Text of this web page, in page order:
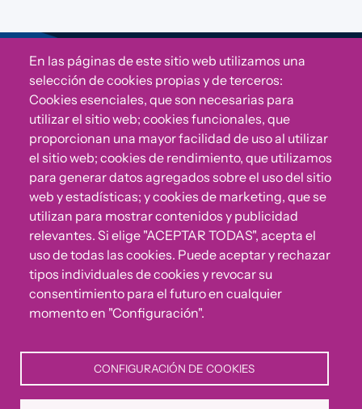
Sigue a Comunidad CONVIVE
¿Algo no va bien?
Puedes reportar incumplimientos del Código Ético u
otras irregularidades que detectes en nuestra Fundación.
Canal de denuncias
En las páginas de este sitio web utilizamos una
selección de cookies propias y de terceros:
Cookies esenciales, que son necesarias para
utilizar el sitio web; cookies funcionales, que
proporcionan una mayor facilidad de uso al utilizar
el sitio web; cookies de rendimiento, que utilizamos
para generar datos agregados sobre el uso del sitio
web y estadísticas; y cookies de marketing, que se
utilizan para mostrar contenidos y publicidad
relevantes. Si elige "ACEPTAR TODAS", acepta el
uso de todas las cookies. Puede aceptar y rechazar
tipos individuales de cookies y revocar su
consentimiento para el futuro en cualquier
momento en "Configuración".
CONFIGURACIÓN DE COOKIES